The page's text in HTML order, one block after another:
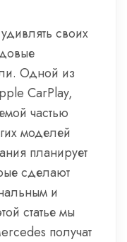
своих
Одной из
CarPlay,
частью
моделей
планирует
сделают
и
статье мы
получат